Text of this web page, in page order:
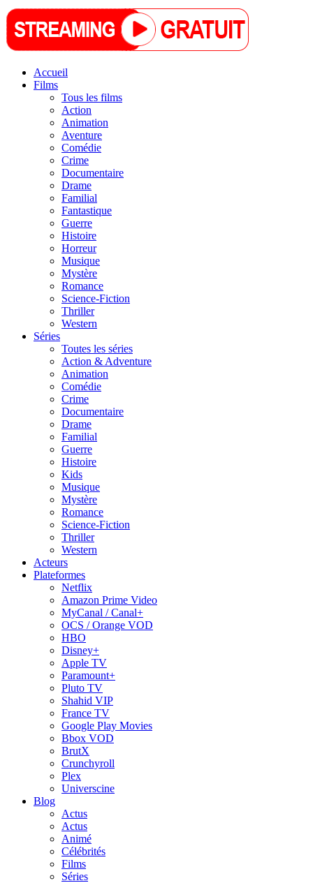
Accueil
Films
Tous les films
Action
Animation
Aventure
Comédie
Crime
Documentaire
Drame
Familial
Fantastique
Guerre
Histoire
Horreur
Musique
Mystère
Romance
Science-Fiction
Thriller
Western
Séries
Toutes les séries
Action & Adventure
Animation
Comédie
Crime
Documentaire
Drame
Familial
Guerre
Histoire
Kids
Musique
Mystère
Romance
Science-Fiction
Thriller
Western
Acteurs
Plateformes
Netflix
Amazon Prime Video
MyCanal / Canal+
OCS / Orange VOD
HBO
Disney+
Apple TV
Paramount+
Pluto TV
Shahid VIP
France TV
Google Play Movies
Bbox VOD
BrutX
Crunchyroll
Plex
Universcine
Blog
Actus
Actus
Animé
Célébrités
Films
Séries